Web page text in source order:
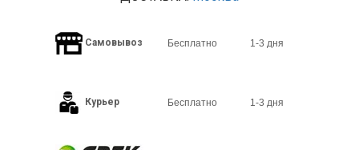
Самовывоз Бесплатно 1-3 дня
Курьер Бесплатно 1-3 дня